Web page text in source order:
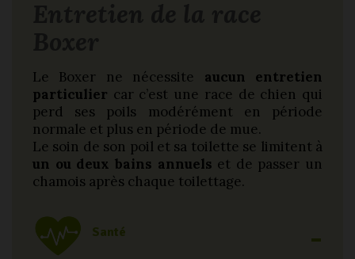
Le Boxer ne nécessite aucun entretien
particulier car c’est une race de chien qui
perd ses poils modérément en période
normale et plus en période de mue.
Le soin de son poil et sa toilette se limitent à
un ou deux bains annuels et de passer un
chamois après chaque toilettage.
Santé